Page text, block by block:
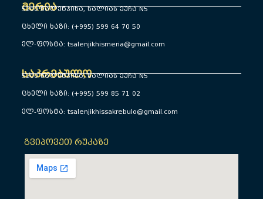
მერია
5200 წალენჯიხა, სალიას ქუჩა N5
ცხელი ხაზი: (+995) 599 64 70 50
ელ-ფოსტა: tsalenjikhismeria@gmail.com
საკრებულო
5200 წალენჯიხა, სალიას ქუჩა N5
ცხელი ხაზი: (+995) 599 85 71 02
ელ-ფოსტა: tsalenjikhissakrebulo@gmail.com
გვიპოვეთ რუკაზე